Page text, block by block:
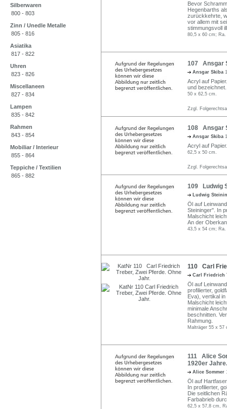
Silberwaren
800 - 803
Zinn / Unedle Metalle
805 - 816
Asiatika
817 - 822
Uhren
823 - 826
Miscellaneen
827 - 834
Lampen
835 - 842
Rahmen
843 - 854
Mobiliar / Interieur
855 - 864
Teppiche / Textilien
865 - 882
Bevor
Hegenbarths
zurückkehrte,
vor allem mit
stimmungsvoll
80,5 x 60 cm;
107 Ansgar
Ansgar Skiba
Acryl auf
und bezeichnet.
50 x 62,5 cm.
Zzgl.
108 Ansgar
Ansgar Skiba
Acryl auf
62,5 x 50 cm.
Zzgl.
109 Ludwig
Ludwig
Öl auf
Steininger". In
Malschicht
An der
43,5 x 54 cm;
110 Carl
Carl Friedrich
Öl auf
profilierter,
Eva), vertikal
Malschicht
minimale
beschnitten.
Rahmung.
Malträger 55 x
111 Alice
1920er Jahre.
Alice Sommer
Öl auf
In profilierter,
Die seitlichen
Farbabrieb
62,5 x 57,8 cm,